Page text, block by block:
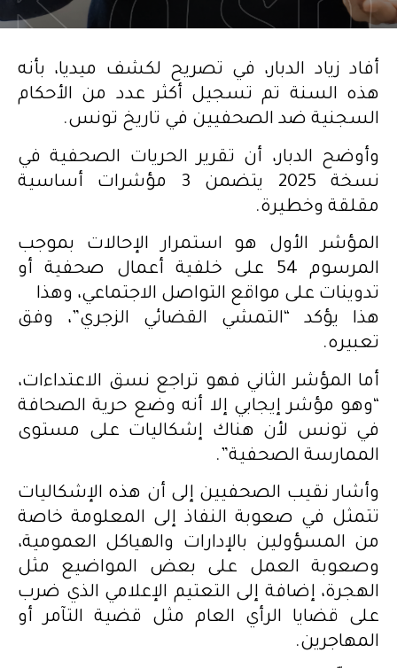
أفاد زياد الدبار، في تصريح لكشف ميديا، بأنه
هذه السنة تم تسجيل أكثر عدد من الأحكام
السجنية ضد الصحفيين في تاريخ تونس.
وأوضح الدبار، أن تقرير الحريات الصحفية في
نسخة 2025 يتضمن 3 مؤشرات أساسية
مقلقة وخطيرة.
المؤشر الأول هو استمرار الإحالات بموجب
المرسوم 54 على خلفية أعمال صحفية أو
تدوينات على مواقع التواصل الاجتماعي، وهذا
هذا يؤكد “التمشي القضائي الزجري”، وفق
تعبيره.
أما المؤشر الثاني فهو تراجع نسق الاعتداءات،
“وهو مؤشر إيجابي إلا أنه وضع حرية الصحافة
في تونس لأن هناك إشكاليات على مستوى
الممارسة الصحفية”.
وأشار نقيب الصحفيين إلى أن هذه الإشكاليات
تتمثل في صعوبة النفاذ إلى المعلومة خاصة
من المسؤولين بالإدارات والهياكل العمومية،
وصعوبة العمل على بعض المواضيع مثل
الهجرة، إضافة إلى التعتيم الإعلامي الذي ضرب
على قضايا الرأي العام مثل قضية التآمر أو
المهاجرين.